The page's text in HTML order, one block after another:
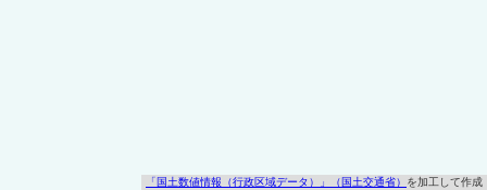
「国土数値情報（行政区域データ）」（国土交通省） を加工して作成